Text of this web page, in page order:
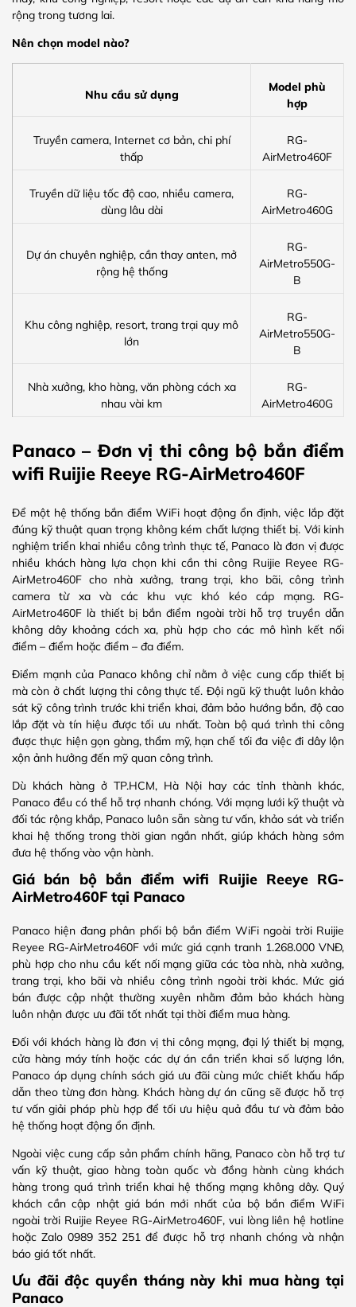
rộng trong tương lai.
Nên chọn model nào?
Nhu cầu sử dụng
Model phù
hợp
Truyền camera, Internet cơ bản, chi phí
thấp
RG-
AirMetro460F
Truyền dữ liệu tốc độ cao, nhiều camera,
dùng lâu dài
RG-
AirMetro460G
Dự án chuyên nghiệp, cần thay anten, mở
rộng hệ thống
RG-
AirMetro550G-
B
Khu công nghiệp, resort, trang trại quy mô
lớn
RG-
AirMetro550G-
B
Nhà xưởng, kho hàng, văn phòng cách xa
nhau vài km
RG-
AirMetro460G
Panaco – Đơn vị thi công bộ bắn điểm
wifi Ruijie Reeye RG-AirMetro460F
Để một hệ thống bắn điểm WiFi hoạt động ổn định, việc lắp đặt
đúng kỹ thuật quan trọng không kém chất lượng thiết bị. Với kinh
nghiệm triển khai nhiều công trình thực tế, Panaco là đơn vị được
nhiều khách hàng lựa chọn khi cần thi công Ruijie Reyee RG-
AirMetro460F cho nhà xưởng, trang trại, kho bãi, công trình
camera từ xa và các khu vực khó kéo cáp mạng. RG-
AirMetro460F là thiết bị bắn điểm ngoài trời hỗ trợ truyền dẫn
không dây khoảng cách xa, phù hợp cho các mô hình kết nối
điểm – điểm hoặc điểm – đa điểm.
Điểm mạnh của Panaco không chỉ nằm ở việc cung cấp thiết bị
mà còn ở chất lượng thi công thực tế. Đội ngũ kỹ thuật luôn khảo
sát kỹ công trình trước khi triển khai, đảm bảo hướng bắn, độ cao
lắp đặt và tín hiệu được tối ưu nhất. Toàn bộ quá trình thi công
được thực hiện gọn gàng, thẩm mỹ, hạn chế tối đa việc đi dây lộn
xộn ảnh hưởng đến mỹ quan công trình.
Dù khách hàng ở TP.HCM, Hà Nội hay các tỉnh thành khác,
Panaco đều có thể hỗ trợ nhanh chóng. Với mạng lưới kỹ thuật và
đối tác rộng khắp, Panaco luôn sẵn sàng tư vấn, khảo sát và triển
khai hệ thống trong thời gian ngắn nhất, giúp khách hàng sớm
đưa hệ thống vào vận hành.
Giá bán bộ bắn điểm wifi Ruijie Reeye RG-
AirMetro460F tại Panaco
Panaco hiện đang phân phối bộ bắn điểm WiFi ngoài trời Ruijie
Reyee RG-AirMetro460F với mức giá cạnh tranh 1.268.000 VNĐ,
phù hợp cho nhu cầu kết nối mạng giữa các tòa nhà, nhà xưởng,
trang trại, kho bãi và nhiều công trình ngoài trời khác. Mức giá
bán được cập nhật thường xuyên nhằm đảm bảo khách hàng
luôn nhận được ưu đãi tốt nhất tại thời điểm mua hàng.
Đối với khách hàng là đơn vị thi công mạng, đại lý thiết bị mạng,
cửa hàng máy tính hoặc các dự án cần triển khai số lượng lớn,
Panaco áp dụng chính sách giá ưu đãi cùng mức chiết khấu hấp
dẫn theo từng đơn hàng. Khách hàng dự án cũng sẽ được hỗ trợ
tư vấn giải pháp phù hợp để tối ưu hiệu quả đầu tư và đảm bảo
hệ thống hoạt động ổn định.
Ngoài việc cung cấp sản phẩm chính hãng, Panaco còn hỗ trợ tư
vấn kỹ thuật, giao hàng toàn quốc và đồng hành cùng khách
hàng trong quá trình triển khai hệ thống mạng không dây. Quý
khách cần cập nhật giá bán mới nhất của bộ bắn điểm WiFi
ngoài trời Ruijie Reyee RG-AirMetro460F, vui lòng liên hệ hotline
hoặc Zalo 0989 352 251 để được hỗ trợ nhanh chóng và nhận
báo giá tốt nhất.
Ưu đãi độc quyền tháng này khi mua hàng tại
Panaco